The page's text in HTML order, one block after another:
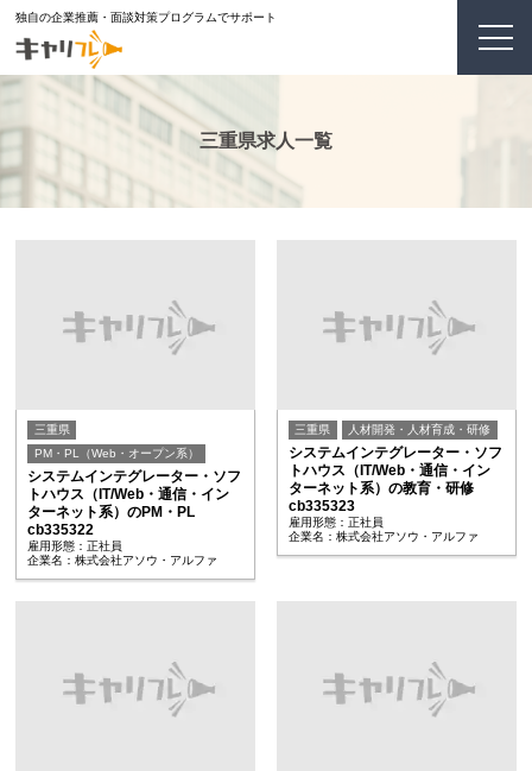
独自の企業推薦・面談対策プログラムでサポート
三重県求人一覧
三重県
PM・PL（Web・オープン系）
システムインテグレーター・ソフ
トハウス（IT/Web・通信・イン
ターネット系）のPM・PL
cb335322
雇用形態：正社員
企業名：株式会社アソウ・アルファ
三重県 人材開発・人材育成・研修
システムインテグレーター・ソフ
トハウス（IT/Web・通信・イン
ターネット系）の教育・研修
cb335323
雇用形態：正社員
企業名：株式会社アソウ・アルファ